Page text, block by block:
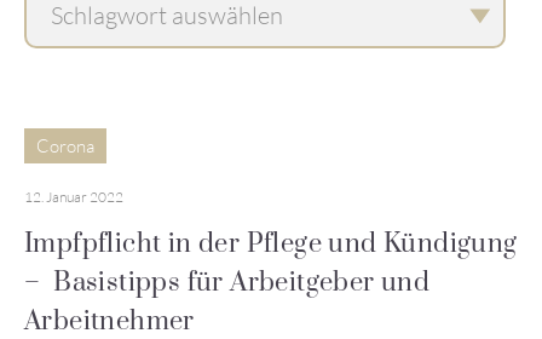
Corona
12. Januar 2022
Impfpflicht in der Pflege und Kündigung
– Basistipps für Arbeitgeber und
Arbeitnehmer